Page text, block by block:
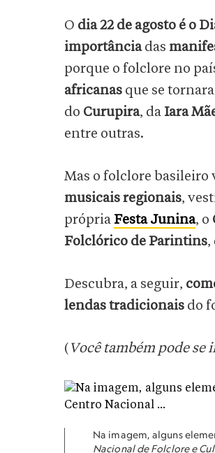
O dia 22 de agosto é o
importânciadas
porque o folclore no
africanas que se
do Curupira, da Iara
entre outras.
Mas o folclore basileiro
musicais regionais,
própria Festa Junina, o
Folclórico de Parintins,
Descubra, a seguir,
lendas tradicionais do
( Você também pode se
Na imagem, alguns
Nacional de Folclore e